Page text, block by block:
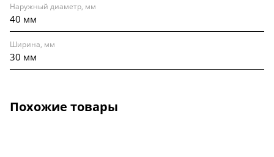
Наружный диаметр, мм
40 мм
Ширина, мм
30 мм
Похожие товары